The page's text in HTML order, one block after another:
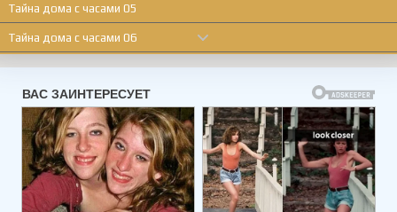
Тайна дома с часами 05
Тайна дома с часами 06
Тайна дома с часами 07
Тайна дома с часами 08
Тайна дома с часами 09
Тайна дома с часами 10
Тайна дома с часами 11